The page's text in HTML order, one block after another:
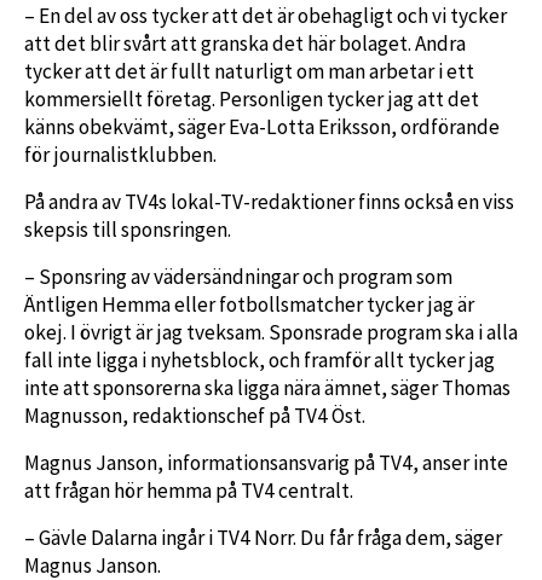
– En del av oss tycker att det är obehagligt och vi tycker
att det blir svårt att granska det här bolaget. Andra
tycker att det är fullt naturligt om man arbetar i ett
kommersiellt företag. Personligen tycker jag att det
känns obekvämt, säger Eva-Lotta Eriksson, ordförande
för journalistklubben.
På andra av TV4s lokal-TV-redaktioner finns också en viss
skepsis till sponsringen.
– Sponsring av vädersändningar och program som
Äntligen Hemma eller fotbollsmatcher tycker jag är
okej. I övrigt är jag tveksam. Sponsrade program ska i alla
fall inte ligga i nyhetsblock, och framför allt tycker jag
inte att sponsorerna ska ligga nära ämnet, säger Thomas
Magnusson, redaktionschef på TV4 Öst.
Magnus Janson, informationsansvarig på TV4, anser inte
att frågan hör hemma på TV4 centralt.
– Gävle Dalarna ingår i TV4 Norr. Du får fråga dem, säger
Magnus Janson.